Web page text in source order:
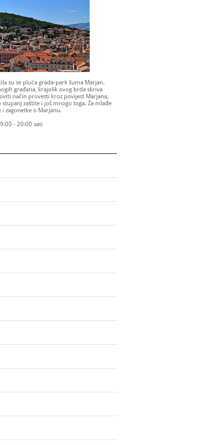
su se pluća grada-park šuma Marjan.
građana, krajolik ovog brda skriva
način provesti kroz povijest Marjana,
zaštite i još mnogo toga. Za mlađe
zagonetke o Marjanu.
- 20:00 sati